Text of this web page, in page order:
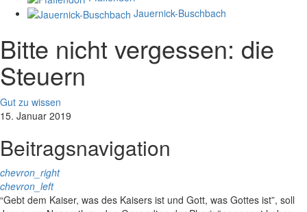
Jauernick-Buschbach
Bitte nicht vergessen: die
Steuern
Gut zu wissen
15. Januar 2019
Beitragsnavigation
chevron_right
chevron_left
“Gebt dem Kaiser, was des Kaisers ist und Gott, was Gottes ist”, soll